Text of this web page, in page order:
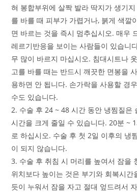
혀 봉합부위에 살짝 발라 딱지가 생기
를 바를 때 피부가 가렵거나, 붉게 색깔
면 바르는 것을 즉시 멈추십시오. 매우
레르기반응을 보이는 사람들이 있습니
무 많이 바르지 마십시오. 침대시트나
고를 바를 때는 반드시 깨끗한 면봉을
용하면 안 됩니다. 손가락을 사용할 경
수도 있습니다.
2. 수술 후 24 ~ 48 시간 동안 냉찜질은
시간을 크게 줄일 수 있습니다. 20분 ~
로 하십시오. 수술 후 첫 2일 이후의 냉
이 되지 않습니다.
3. 수술 후 취침 시 머리를 높여서 잠을
위치보다 높이는 것은 부기와 회복시
듯이 누워서 잠을 자고 절대 엎드려서